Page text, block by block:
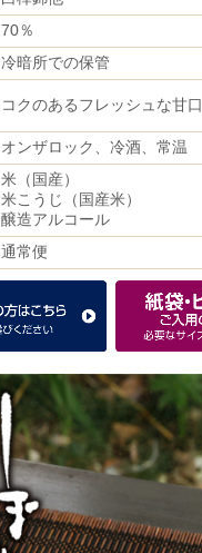
70％
冷暗所での保管
コクのあるフレッシュな甘口
オンザロック、冷酒、常温
米（国産）
米こうじ（国産米）
醸造アルコール
通常便